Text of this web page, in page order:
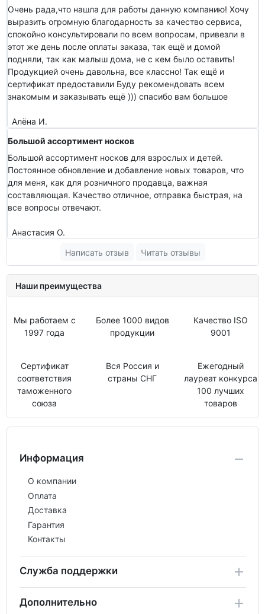
Очень рада,что нашла для работы данную компанию! Хочу
выразить огромную благодарность за качество сервиса,
спокойно консультировали по всем вопросам, привезли в
этот же день после оплаты заказа, так ещё и домой
подняли, так как малыш дома, не с кем было оставить!
Продукцией очень давольна, все классно! Так ещё и
сертификат предоставили Буду рекомендовать всем
знакомым и заказывать ещё ))) спасибо вам большое
Алёна И.
Большой ассортимент носков
Большой ассортимент носков для взрослых и детей.
Постоянное обновление и добавление новых товаров, что
для меня, как для розничного продавца, важная
составляющая. Качество отличное, отправка быстрая, на
все вопросы отвечают.
Анастасия О.
Написать отзыв
Читать отзывы
Наши преимущества
Мы работаем с
1997 года
Более 1000 видов
продукции
Качество ISO
9001
Сертификат
соответствия
таможенного
союза
Вся Россия и
страны СНГ
Ежегодный
лауреат конкурса
100 лучших
товаров
Информация
О компании
Оплата
Доставка
Гарантия
Контакты
Служба поддержки
Дополнительно